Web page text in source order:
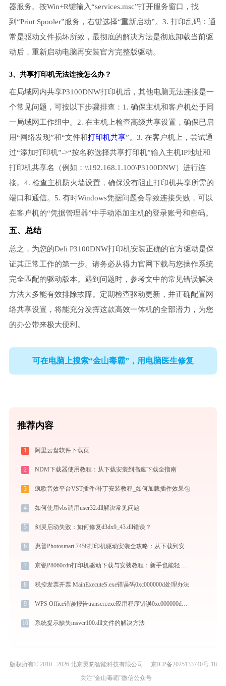
器服务。按Win+R键输入“services.msc”打开服务窗口，找
到“Print Spooler”服务，右键选择“重新启动”。3. 打印乱码：通
常是驱动文件损坏所致，最彻底的解决方法是彻底卸载当前驱
动后，重新启动电脑再安装官方完整版驱动。
3、共享打印机无法连接怎么办？
在局域网内共享P3100DNW打印机后，其他电脑无法连接是一
个常见问题，可按以下步骤排查：1. 确保主机和客户机处于同
一局域网工作组中。2. 在主机上检查高级共享设置，确保已启
用“网络发现”和“文件和打印机共享”。3. 在客户机上，尝试通
过“添加打印机”->“按名称选择共享打印机”输入主机IP地址和
打印机共享名（例如：\\192.168.1.100\P3100DNW）进行连
接。4. 检查主机防火墙设置，确保没有阻止打印机共享所需的
端口和通信。5. 有时Windows凭据问题会导致连接失败，可以
在客户机的“凭据管理器”中手动添加主机的登录账号和密码。
五、总结
总之，为您的Deli P3100DNW打印机安装正确的官方驱动是保
证其正常工作的第一步。请务必从得力官网下载与您操作系统
完全匹配的驱动版本。遇到问题时，参考文中的常见错误解决
方法大多能有效排除故障。定期检查驱动更新，并正确配置网
络共享设置，将能充分发挥这款高效一体机的全部潜力，为您
的办公带来极大便利。
可在电脑上搜索“金山毒霸”，用电脑医生修复
推荐内容
1 阿里云盘软件下载页
2 NDM下载器使用教程：从下载安装到高速下载全指南
3 疯歌音效平台VST插件/补丁安装教程_如何加载插件效果包
4 如何使用vbs调用user32.dll解决常见问题
5 剑灵启动失败：如何修复d3dx9_43.dll错误？
6 惠普Photosmart 7458打印机驱动安装全攻略：从下载到安装完全教程
7 京瓷P8060cdn打印机驱动下载与安装教程：新手也能轻松搞定
8 税控发票开票 MainExecuteS.exe错误码0xc000000d处理办法
9 WPS Office错误报告transerr.exe应用程序错误0xc000000d解决方法
10 系统提示缺失msvcr100.dll文件的解决方法
版权所有© 2010 - 2026 北京灵豹智能科技有限公司
京ICP备2025133740号-18
关注“金山毒霸”微信公众号